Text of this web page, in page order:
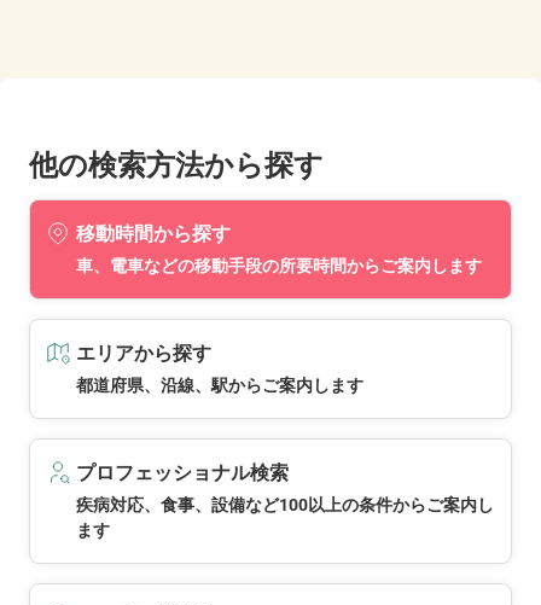
他の検索方法から探す
移動時間から探す
車、電車などの移動手段の所要時間からご案内します
エリアから探す
都道府県、沿線、駅からご案内します
プロフェッショナル検索
疾病対応、食事、設備など100以上の条件からご案内し
ます